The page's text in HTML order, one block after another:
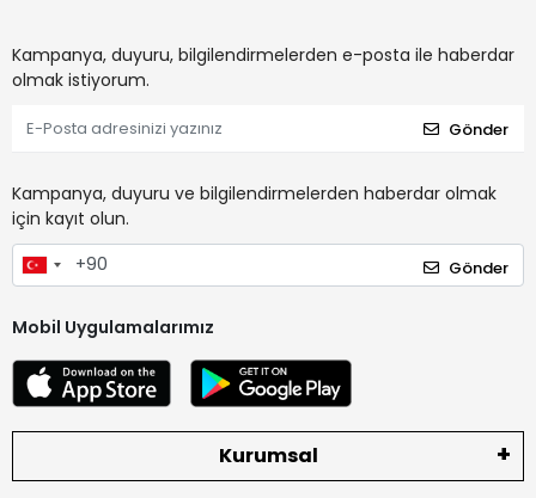
Kampanya, duyuru, bilgilendirmelerden e-posta ile haberdar
olmak istiyorum.
Gönder
Kampanya, duyuru ve bilgilendirmelerden haberdar olmak
için kayıt olun.
Gönder
Mobil Uygulamalarımız
Kurumsal